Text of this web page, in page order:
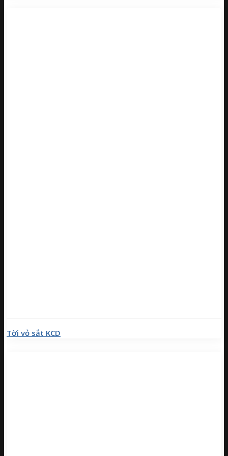
Tời vỏ sắt KCD